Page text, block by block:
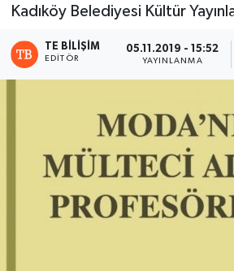
Kadıköy Belediyesi Kültür
TE BILIŞIM
EDITÖR
05.11.2019 - 15:52
YAYINLANMA
Son Dakika Haberleri
Haber Arşivi